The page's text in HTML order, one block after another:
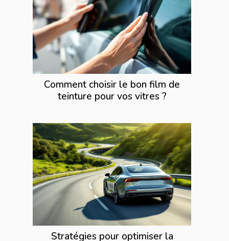
Comment choisir le bon film de
teinture pour vos vitres ?
Stratégies pour optimiser la